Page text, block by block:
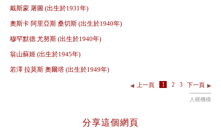
分享這個網頁
戴斯蒙 屠圖 (出生於1931年)
奧斯卡 阿里亞斯 桑切斯 (出生於1940年)
穆罕默德 尤努斯 (出生於1940年)
翁山蘇姬 (出生於1945年)
若澤 拉莫斯 奧爾塔 (出生於1949年)
上一頁 1 2 3 下一頁
人權機構